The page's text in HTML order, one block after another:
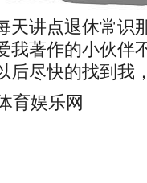
天讲点退休常识
我著作的小伙伴
后尽快的找到我
育娱乐网